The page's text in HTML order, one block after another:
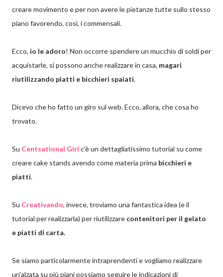
creare movimento e per non avere le pietanze tutte sullo stesso
piano favorendo, così, i commensali.
Ecco, io le adoro! Non occorre spendere un mucchio di soldi per
acquistarle, si possono anche realizzare in casa, magari
riutilizzando piatti e bicchieri spaiati.
Dicevo che ho fatto un giro sul web. Ecco, allora, che cosa ho
trovato.
Su Centsational Girl c'è un dettagliatissimo tutorial su come
creare cake stands avendo come materia prima bicchieri e
piatti.
Su Creativando, invece, troviamo una fantastica idea (e il
tutorial per realizzarla) per riutilizzare contenitori per il gelato
e piatti di carta.
Se siamo particolarmente intraprendenti e vogliamo realizzare
un'alzata su più piani possiamo seguire le indicazioni di